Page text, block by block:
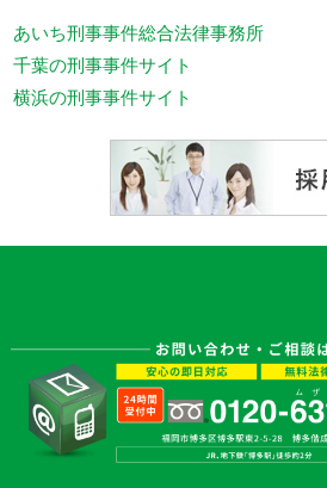
あいち刑事事件総合法律事務所
千葉の刑事事件サイト
横浜の刑事事件サイト